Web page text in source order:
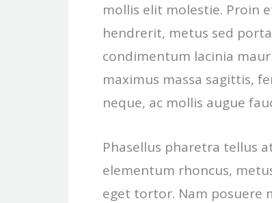
mollis elit molestie. Proin
hendrerit, metus sed
condimentum lacinia
maximus massa sagittis,
neque, ac mollis augue
Phasellus pharetra tellus
elementum rhoncus,
eget tortor. Nam posuere